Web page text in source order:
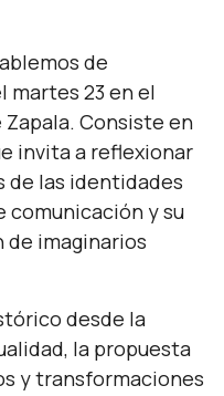
de
martes 23 en el
Consiste en
invita a reflexionar
de las identidades
comunicación y su
imaginarios
desde la
la propuesta
y transformaciones